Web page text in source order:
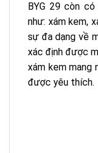
BYG 29 còn
như: xám kem,
sự đa dạng về
xác định được
xám kem mang
được yêu thích.